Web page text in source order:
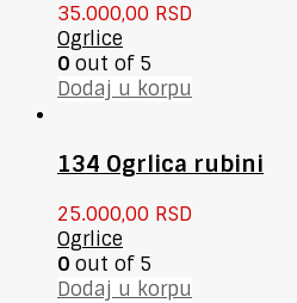
35.000,00 RSD
Ogrlice
0 out of 5
Dodaj u korpu
134 Ogrlica rubini
25.000,00 RSD
Ogrlice
0 out of 5
Dodaj u korpu